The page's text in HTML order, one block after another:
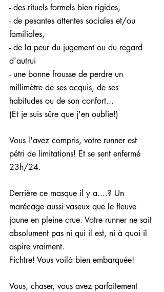
- des rituels formels bien rigides,
- de pesantes attentes sociales et/ou
familiales,
- de la peur du jugement ou du regard
d'autrui
- une bonne frousse de perdre un
millimètre de ses acquis, de ses
habitudes ou de son confort...
(Et je suis sûre que j'en oublie!)
Vous l'avez compris, votre runner est
pétri de limitations! Et se sent enfermé
23h/24.
Derrière ce masque il y a....? Un
marécage aussi vaseux que le fleuve
jaune en pleine crue. Votre runner ne sait
absolument pas ni qui il est, ni à quoi il
aspire vraiment.
Fichtre! Vous voilà bien embarquée!
Vous, chaser, vous avez parfaitement